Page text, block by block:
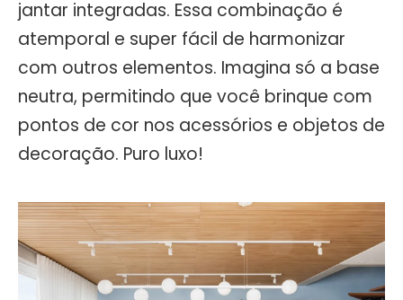
jantar integradas. Essa combinação é
atemporal e super fácil de harmonizar
com outros elementos. Imagina só a base
neutra, permitindo que você brinque com
pontos de cor nos acessórios e objetos de
decoração. Puro luxo!